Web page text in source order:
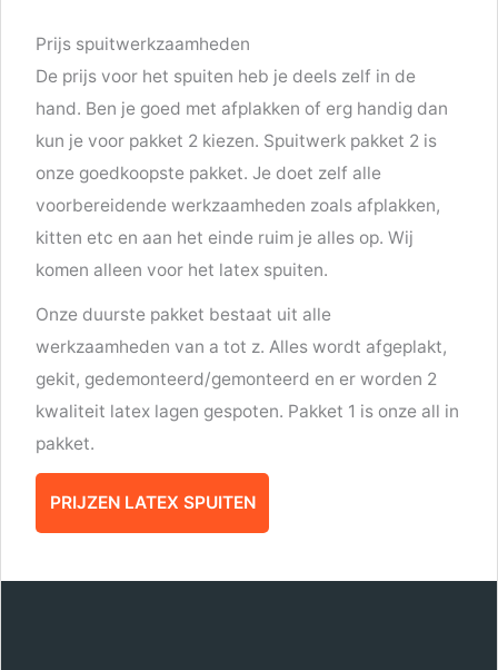
Prijs spuitwerkzaamheden
De prijs voor het spuiten heb je deels zelf in de
hand. Ben je goed met afplakken of erg handig dan
kun je voor pakket 2 kiezen. Spuitwerk pakket 2 is
onze goedkoopste pakket. Je doet zelf alle
voorbereidende werkzaamheden zoals afplakken,
kitten etc en aan het einde ruim je alles op. Wij
komen alleen voor het latex spuiten.
Onze duurste pakket bestaat uit alle
werkzaamheden van a tot z. Alles wordt afgeplakt,
gekit, gedemonteerd/gemonteerd en er worden 2
kwaliteit latex lagen gespoten. Pakket 1 is onze all in
pakket.
PRIJZEN LATEX SPUITEN